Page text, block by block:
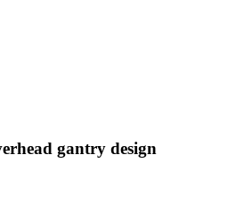
gantry design